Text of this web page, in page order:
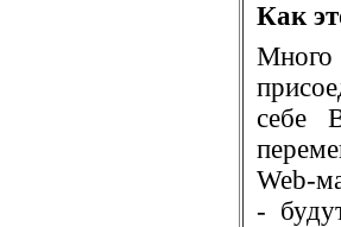
Как
себе
Web-
-